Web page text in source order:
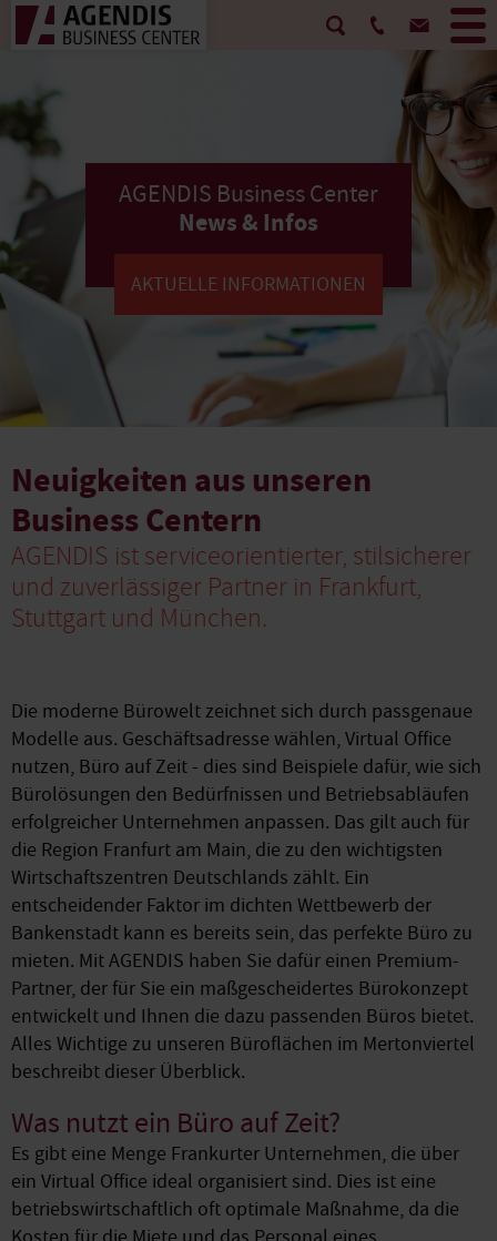
AGENDIS Business Center
News & Infos
AKTUELLE INFORMATIONEN
Neuigkeiten aus unseren
Business Centern
AGENDIS ist serviceorientierter, stilsicherer
und zuverlässiger Partner in Frankfurt,
Stuttgart und München.
Die moderne Bürowelt zeichnet sich durch passgenaue
Modelle aus. Geschäftsadresse wählen, Virtual Office
nutzen, Büro auf Zeit - dies sind Beispiele dafür, wie sich
Bürolösungen den Bedürfnissen und Betriebsabläufen
erfolgreicher Unternehmen anpassen. Das gilt auch für
die Region Franfurt am Main, die zu den wichtigsten
Wirtschaftszentren Deutschlands zählt. Ein
entscheidender Faktor im dichten Wettbewerb der
Bankenstadt kann es bereits sein, das perfekte Büro zu
mieten. Mit AGENDIS haben Sie dafür einen Premium-
Partner, der für Sie ein maßgescheidertes Bürokonzept
entwickelt und Ihnen die dazu passenden Büros bietet.
Alles Wichtige zu unseren Büroflächen im Mertonviertel
beschreibt dieser Überblick.
Was nutzt ein Büro auf Zeit?
Es gibt eine Menge Frankurter Unternehmen, die über
ein Virtual Office ideal organisiert sind. Dies ist eine
betriebswirtschaftlich oft optimale Maßnahme, da die